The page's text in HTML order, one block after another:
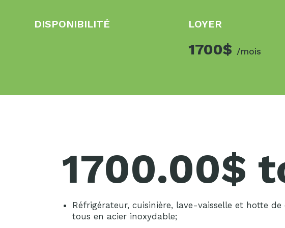
DISPONIBILITÉ LOYER
1700$ /mois
1700.00$
Réfrigérateur, cuisinière, lave-vaisselle et hotte de
tous en acier inoxydable;